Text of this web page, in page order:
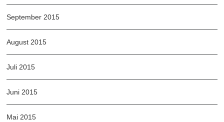
September 2015
August 2015
Juli 2015
Juni 2015
Mai 2015